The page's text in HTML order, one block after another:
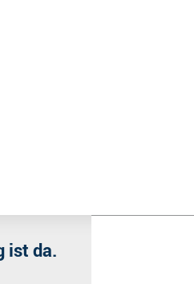
ist da.
Website. Einige von ihnen